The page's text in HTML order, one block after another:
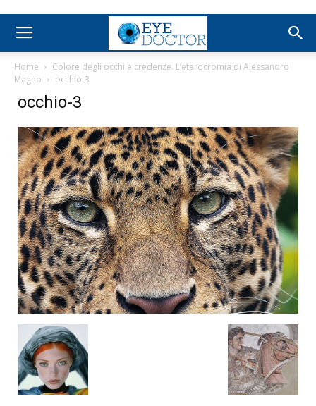
Home
Colore degli occhi e credenze. L’eterocromia di Alessandro
Magno
occhio-3
occhio-3